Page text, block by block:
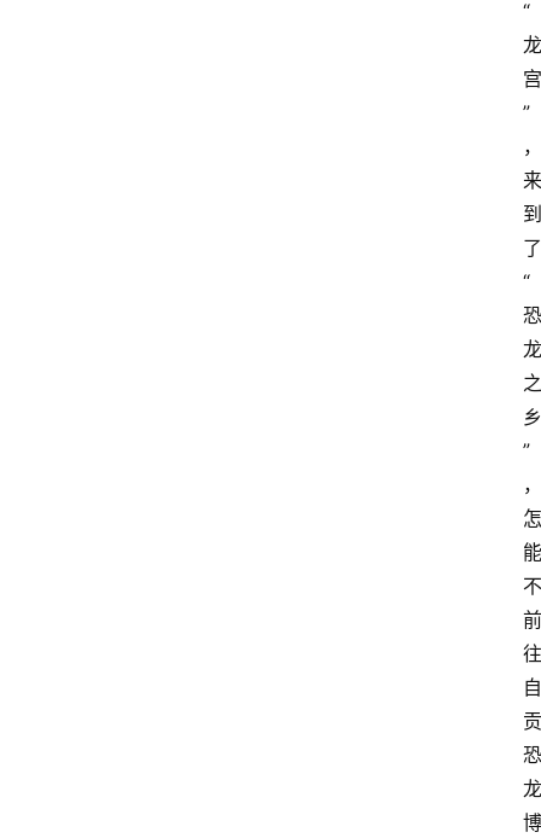
“
龙
宫
”
，
来
到
了
“
恐
龙
之
乡
”
，
怎
能
不
前
往
自
贡
恐
龙
博